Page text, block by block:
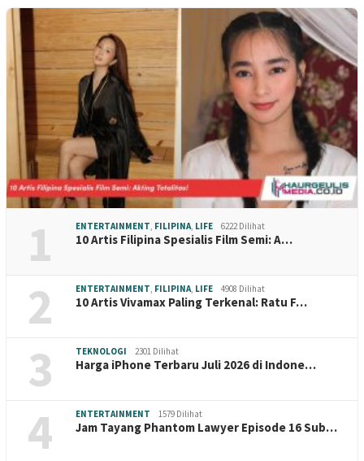
1 ENTERTAINMENT FILIPINA LIFE 6222 Dilihat
10 Artis Filipina Spesialis Film Semi: A…
2 ENTERTAINMENT FILIPINA LIFE 4908 Dilihat
10 Artis Vivamax Paling Terkenal: Ratu F…
3 TEKNOLOGI 2301 Dilihat
Harga iPhone Terbaru Juli 2026 di Indone…
4 ENTERTAINMENT 1579 Dilihat
Jam Tayang Phantom Lawyer Episode 16 Sub…